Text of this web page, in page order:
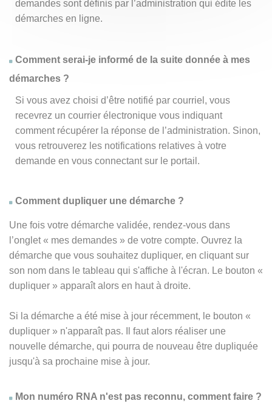
demandes sont définis par l’administration qui édite les
démarches en ligne.
Comment serai-je informé de la suite donnée à mes
démarches ?
Si vous avez choisi d’être notifié par courriel, vous
recevrez un courrier électronique vous indiquant
comment récupérer la réponse de l’administration. Sinon,
vous retrouverez les notifications relatives à votre
demande en vous connectant sur le portail.
Comment dupliquer une démarche ?
Une fois votre démarche validée, rendez-vous dans
l’onglet « mes demandes » de votre compte. Ouvrez la
démarche que vous souhaitez dupliquer, en cliquant sur
son nom dans le tableau qui s'affiche à l'écran. Le bouton «
dupliquer » apparaît alors en haut à droite.
Si la démarche a été mise à jour récemment, le bouton «
dupliquer » n'apparaît pas. Il faut alors réaliser une
nouvelle démarche, qui pourra de nouveau être dupliquée
jusqu'à sa prochaine mise à jour.
Mon numéro RNA n'est pas reconnu, comment faire ?